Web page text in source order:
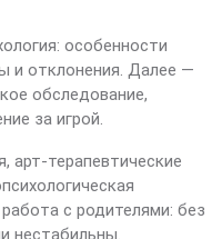
особенности
и отклонения. Далее —
обследование,
за игрой.
арт-терапевтические
с родителями: без
нестабильны.